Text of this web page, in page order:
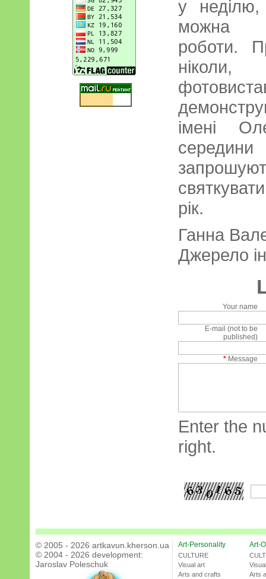
у
можна
роботи.
імені
середини
рік.
Ганна
Джерело
Your name
E-mail (not to be
published)
* Message
Enter the
right.
© 2005 - 2026 artkavun.kherson.ua
© 2004 - 2026 development:
Jaroslav Poleschuk
Art-Personality
CULTURE
Visual art
Arts and crafts
Art-
Arts